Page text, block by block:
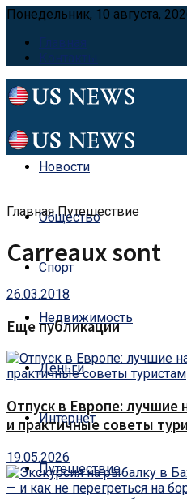
Понедельник, 10 августа,
Главная
Контакты
Новости
Общество
Спорт
Недвижимость
Деньги
Интернет
Путешествие
Главная Путешествие
Carreaux sont
26.03.2018
Еще публикации
Отпуск в Европе: лучшие
и практичные советы
19.05.2026